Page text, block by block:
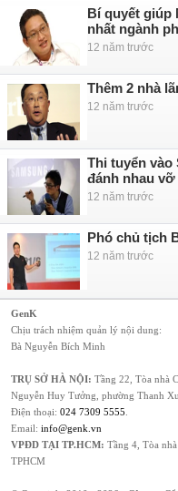
Bí quyết giúp
nhất ngành
12 năm trước
Thêm 2 nhà
12 năm trước
Thi tuyển vào
đánh nhau vỡ
12 năm trước
Phó chủ tịch
12 năm trước
GenK
Chịu trách nhiệm quản lý nội dung:
Bà Nguyễn Bích Minh
TRỤ SỞ HÀ NỘI: Tầng 22, Tòa nhà
Nguyễn Huy Tưởng, phường Thanh
Điện thoại: 024 7309 5555
Email: info@genk.vn
VPĐD TẠI TP.HCM: Tầng 4, Tòa
TPHCM